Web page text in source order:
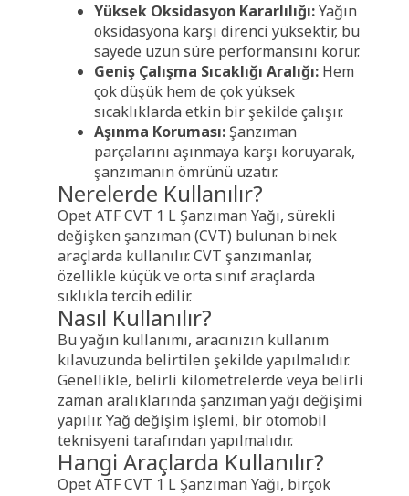
Yüksek Oksidasyon Kararlılığı:Yağın
oksidasyona karşı direnci yüksektir, bu
sayede uzun süre performansını korur.
Geniş Çalışma Sıcaklığı Aralığı: Hem
çok düşük hem de çok yüksek
sıcaklıklarda etkin bir şekilde çalışır.
Aşınma Koruması:Şanzıman
parçalarını aşınmaya karşı koruyarak,
şanzımanın ömrünü uzatır.
Nerelerde Kullanılır?
Opet ATF CVT 1 L Şanzıman Yağı, sürekli
değişken şanzıman (CVT) bulunan binek
araçlarda kullanılır. CVT şanzımanlar,
özellikle küçük ve orta sınıf araçlarda
sıklıkla tercih edilir.
Nasıl Kullanılır?
Bu yağın kullanımı, aracınızın kullanım
kılavuzunda belirtilen şekilde yapılmalıdır.
Genellikle, belirli kilometrelerde veya belirli
zaman aralıklarında şanzıman yağı değişimi
yapılır. Yağ değişim işlemi, bir otomobil
teknisyeni tarafından yapılmalıdır.
Hangi Araçlarda Kullanılır?
Opet ATF CVT 1 L Şanzıman Yağı, birçok